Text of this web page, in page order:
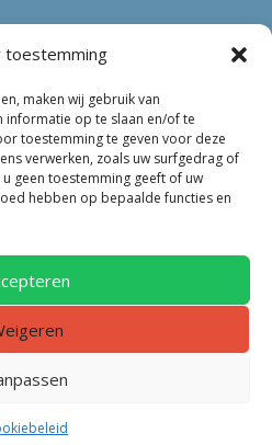
toestemming
maken wij gebruik van
informatie op te slaan en/of te
toestemming te geven voor deze
verwerken, zoals uw surfgedrag of
u geen toestemming geeft of uw
hebben op bepaalde functies en
KINDEREN
rechten voorbehouden | Website